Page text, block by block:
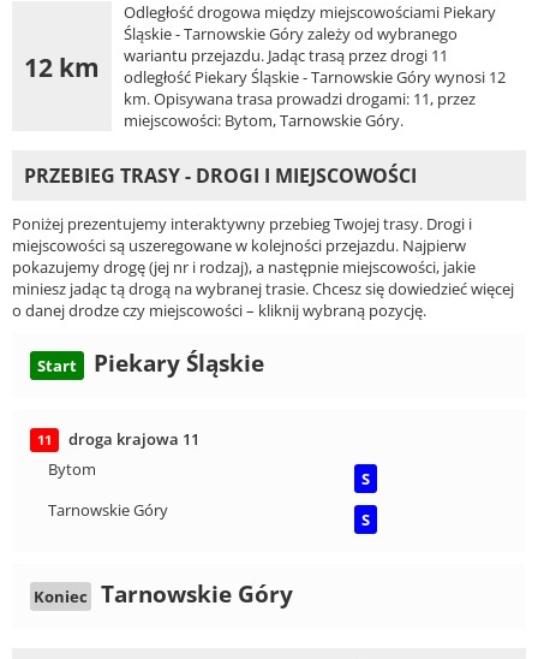
12 km
Odległość drogowa między miejscowościami Piekary
Śląskie - Tarnowskie Góry zależy od wybranego
wariantu przejazdu. Jadąc trasą przez drogi 11
odległość Piekary Śląskie - Tarnowskie Góry wynosi 12
km. Opisywana trasa prowadzi drogami: 11, przez
miejscowości: Bytom, Tarnowskie Góry.
PRZEBIEG TRASY - DROGI I MIEJSCOWOŚCI
Poniżej prezentujemy interaktywny przebieg Twojej trasy. Drogi i
miejscowości są uszeregowane w kolejności przejazdu. Najpierw
pokazujemy drogę (jej nr i rodzaj), a następnie miejscowości, jakie
miniesz jadąc tą drogą na wybranej trasie. Chcesz się dowiedzieć więcej
o danej drodze czy miejscowości – kliknij wybraną pozycję.
Start Piekary Śląskie
11
droga krajowa 11
Bytom
S
Tarnowskie Góry
S
Koniec Tarnowskie Góry